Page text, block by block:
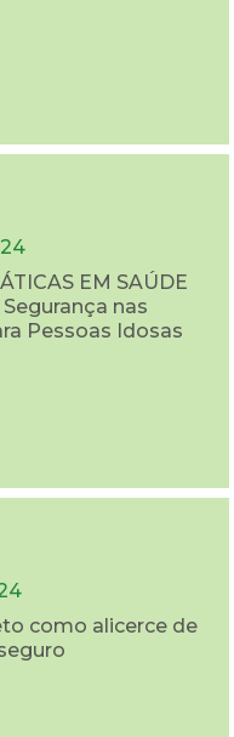
EM SAÚDE
nas
Pessoas Idosas
como alicerce de